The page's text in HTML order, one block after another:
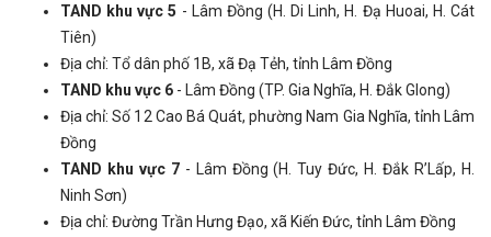
TAND khu vực 5 - Lâm Đồng (H. Di Linh, H. Đạ Huoai, H. Cát
Tiên)
Địa chỉ: Tổ dân phố 1B, xã Đạ Tẻh, tỉnh Lâm Đồng
TAND khu vực 6 - Lâm Đồng (TP. Gia Nghĩa, H. Đắk Glong)
Địa chỉ: Số 12 Cao Bá Quát, phường Nam Gia Nghĩa, tỉnh Lâm
Đồng
TAND khu vực 7- Lâm Đồng (H. Tuy Đức, H. Đắk R’Lấp, H.
Ninh Sơn)
Địa chỉ: Đường Trần Hưng Đạo, xã Kiến Đức, tỉnh Lâm Đồng